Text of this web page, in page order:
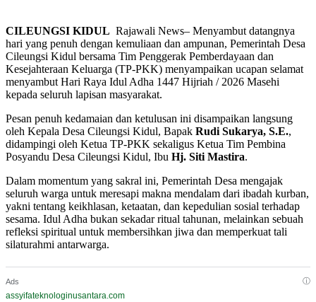
CILEUNGSI KIDUL Rajawali News– Menyambut datangnya
hari yang penuh dengan kemuliaan dan ampunan, Pemerintah Desa
Cileungsi Kidul bersama Tim Penggerak Pemberdayaan dan
Kesejahteraan Keluarga (TP-PKK) menyampaikan ucapan selamat
menyambut Hari Raya Idul Adha 1447 Hijriah / 2026 Masehi
kepada seluruh lapisan masyarakat.
​Pesan penuh kedamaian dan ketulusan ini disampaikan langsung
oleh Kepala Desa Cileungsi Kidul, Bapak Rudi Sukarya, S.E.,
didampingi oleh Ketua TP-PKK sekaligus Ketua Tim Pembina
Posyandu Desa Cileungsi Kidul, Ibu Hj. Siti Mastira.
​Dalam momentum yang sakral ini, Pemerintah Desa mengajak
seluruh warga untuk meresapi makna mendalam dari ibadah kurban,
yakni tentang keikhlasan, ketaatan, dan kepedulian sosial terhadap
sesama. Idul Adha bukan sekadar ritual tahunan, melainkan sebuah
refleksi spiritual untuk membersihkan jiwa dan memperkuat tali
silaturahmi antarwarga.
Ads ⓘ
assyifateknologinusantara.com